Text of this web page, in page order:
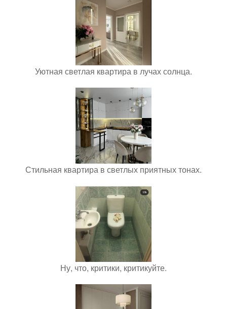
Уютная светлая квартира в лучах солнца.
Стильная квартира в светлых приятных тонах.
Ну, что, критики, критикуйте.